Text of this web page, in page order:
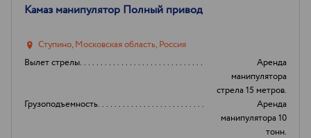
Камаз манипулятор Полный привод
Ступино, Московская область, Россия
Вылет стрелы
Аренда
манипулятора
стрела 15 метров.
Грузоподъемность
Аренда
манипулятора 10
тонн.